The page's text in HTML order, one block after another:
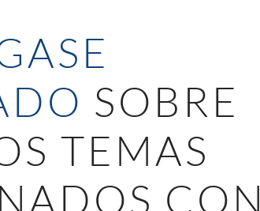
SOBRE
TEMAS
CON